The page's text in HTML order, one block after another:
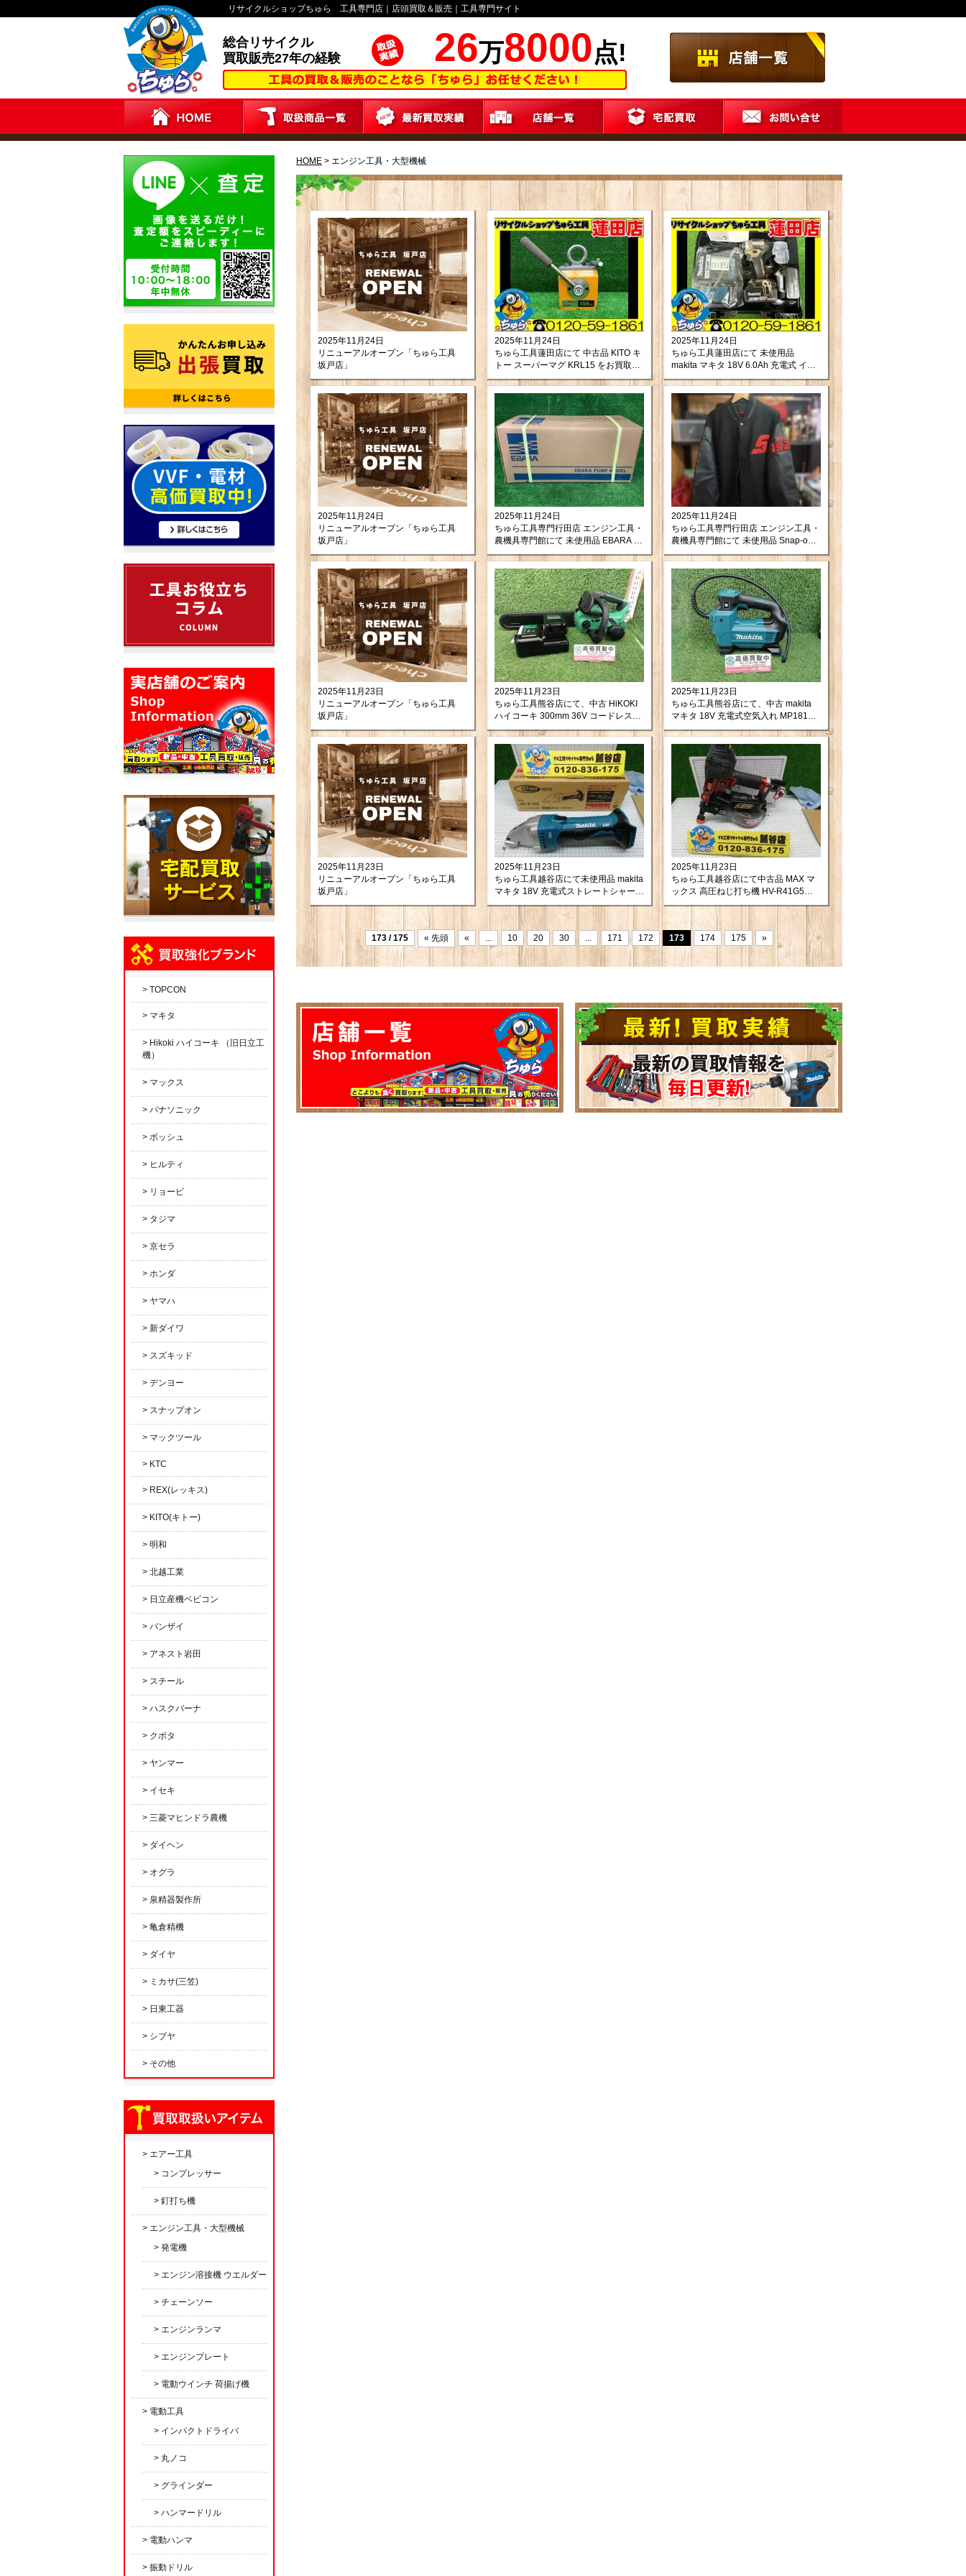
リサイクルショップちゅら 工具専門店｜店頭買取＆販売｜工具専門サイト
総合リサイクル
買取販売27年の経験
26万8000点!
HOME > エンジン工具・大型機械
2025年11月24日
リニューアルオープン「ちゅら工具
坂戸店」
2025年11月24日
ちゅら工具蓮田店にて 中古品 KITO キ
トー スーパーマグ KRL15 をお買取り
させて頂きました。
2025年11月24日
ちゅら工具蓮田店にて 未使用品
makita マキタ 18V 6.0Ah 充電式 イン
パクトドライバ TD173DGXAB をお買
2025年11月24日
リニューアルオープン「ちゅら工具
坂戸店」
2025年11月24日
ちゅら工具専門行田店 エンジン工具・
農機具専門館にて 未使用品 EBARA 荏
原 汚水用水中ポンプ を買い取りさせ
2025年11月24日
ちゅら工具専門行田店 エンジン工具・
農機具専門館にて 未使用品 Snap-on
スナップオン ブルゾン を買い取りさ
2025年11月23日
リニューアルオープン「ちゅら工具
坂戸店」
2025年11月23日
ちゅら工具熊谷店にて、中古 HiKOKI
ハイコーキ 300mm 36V コードレスチ
ェンソー CS3630DA(XP) をお買取り
2025年11月23日
ちゅら工具熊谷店にて、中古 makita
マキタ 18V 充電式空気入れ MP181DZ
をお買取りさせて頂きました！
2025年11月23日
リニューアルオープン「ちゅら工具
坂戸店」
2025年11月23日
ちゅら工具越谷店にて未使用品 makita
マキタ 18V 充電式ストレートシャー
JS161DZ を買取させて頂きまし
2025年11月23日
ちゅら工具越谷店にて中古品 MAX マ
ックス 高圧ねじ打ち機 HV-R41G5
を買取させて頂きました！
173 / 175 « 先頭 « ... 10 20 30 ... 171 172 173 174 175 »
TOPCON
マキタ
Hikoki ハイコーキ （旧日立工
機）
マックス
パナソニック
ボッシュ
ヒルティ
リョービ
タジマ
京セラ
ホンダ
ヤマハ
新ダイワ
スズキッド
デンヨー
スナップオン
マックツール
KTC
REX(レッキス)
KITO(キトー)
明和
北越工業
日立産機ベビコン
バンザイ
アネスト岩田
スチール
ハスクバーナ
クボタ
ヤンマー
イセキ
三菱マヒンドラ農機
ダイヘン
オグラ
泉精器製作所
亀倉精機
ダイヤ
ミカサ(三笠)
日東工器
シブヤ
その他
エアー工具
コンプレッサー
釘打ち機
エンジン工具・大型機械
発電機
エンジン溶接機 ウエルダー
チェーンソー
エンジンランマ
エンジンプレート
電動ウインチ 荷揚げ機
電動工具
インパクトドライバ
丸ノコ
グラインダー
ハンマードリル
電動ハンマ
振動ドリル